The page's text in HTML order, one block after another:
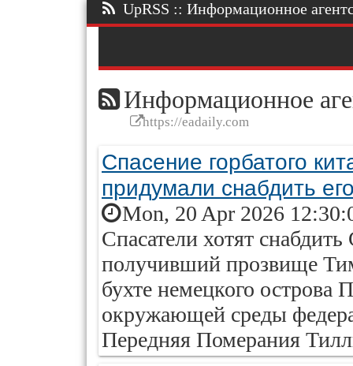
UpRSS :: Информационное
Информационное
https://eadaily.com
Спасение горбатого
придумали снабдить
Mon, 20 Apr 2026
Спасатели хотят
получивший прозвище
бухте немецкого острова
окружающей среды
Передняя Померания